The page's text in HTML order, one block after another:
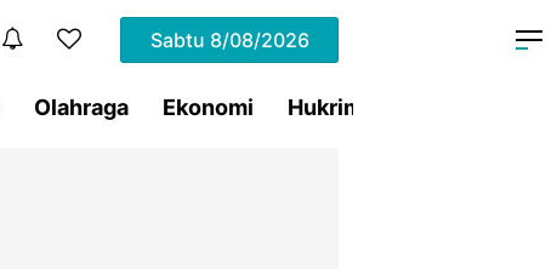
Sabtu 8/08/2026
Olahraga Ekonomi Hukrim